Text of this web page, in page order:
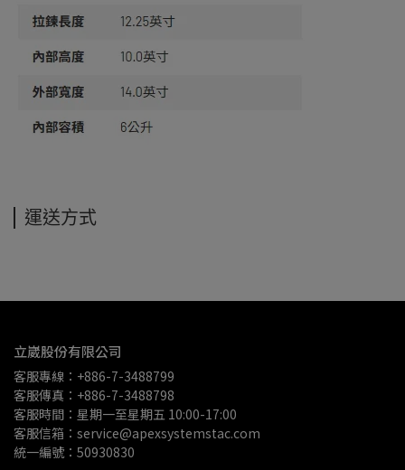
運送方式
立崴股份有限公司
客服專線：+886-7-3488799
客服傳真：+886-7-3488798
客服時間：星期一至星期五 10:00-17:00
客服信箱：service@apexsystemstac.com
統一編號：50930830